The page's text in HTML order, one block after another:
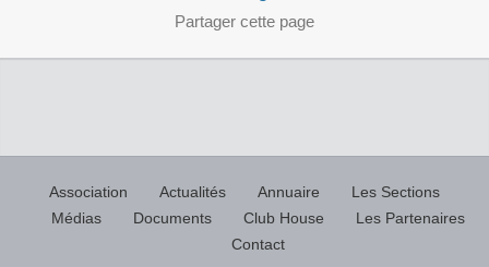
Partager cette page
Association Actualités Annuaire
Les Sections
Médias
Documents Club House
Les Partenaires
Contact